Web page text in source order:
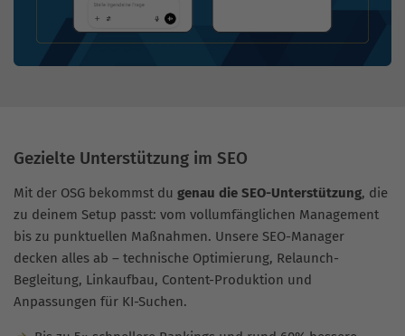
Gezielte Unterstützung im SEO
Mit der OSG bekommst du genau die SEO-Unterstützung, die
zu deinem Setup passt: vom vollumfänglichen Management
bis zu punktuellen Maßnahmen. Unsere SEO-Manager
decken alles ab – technische Optimierung, Relaunch-
Begleitung, Linkaufbau, Content-Produktion und
Anpassungen für KI-Suchen.